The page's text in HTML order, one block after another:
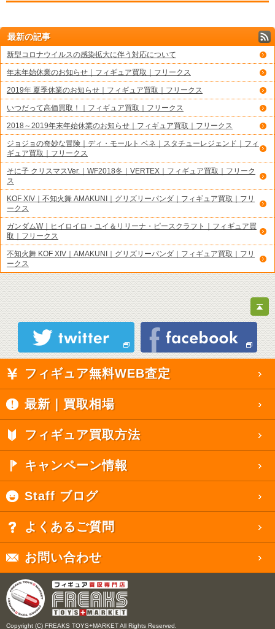
最新の記事
新型コロナウイルスの感染拡大に伴う対応について
年末年始休業のお知らせ｜フィギュア買取｜フリークス
2019年 夏季休業のお知らせ｜フィギュア買取｜フリークス
いつだって高価買取！｜フィギュア買取｜フリークス
2018～2019年末年始休業のお知らせ｜フィギュア買取｜フリークス
ジョジョの奇妙な冒険｜ディ・モールト ベネ｜スタチューレジェンド｜フィ
ギュア買取｜フリークス
そに子 クリスマスVer.｜WF2018冬｜VERTEX｜フィギュア買取｜フリーク
ス
KOF XIV｜不知火舞 AMAKUNI｜グリズリーパンダ｜フィギュア買取｜フリ
ークス
ガンダムW｜ヒイロイロ・ユイ＆リリーナ・ピースクラフト｜フィギュア買
取｜フリークス
不知火舞 KOF XIV｜AMAKUNI｜グリズリーパンダ｜フィギュア買取｜フリ
ークス
フィギュア無料WEB査定
最新｜買取相場
フィギュア買取方法
キャンペーン情報
Staff ブログ
よくあるご質問
お問い合わせ
Copyright (C) FREAKS TOYS+MARKET All Rights Reserved.